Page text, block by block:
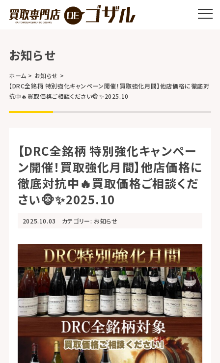
お知らせ
ホーム
お知らせ
【DRC全銘柄 特別強化キャンペーン開催！買取強化月間】他店価格に徹底対
抗中🔥買取価格ご相談ください🐵✨2025.10
【DRC全銘柄 特別強化キャンペー
ン開催！買取強化月間】他店価格に
徹底対抗中🔥買取価格ご相談くだ
さい🐵✨2025.10
2025.10.03 カテゴリー: お知らせ